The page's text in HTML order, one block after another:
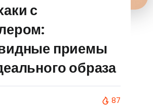
с
приемы
образа
87